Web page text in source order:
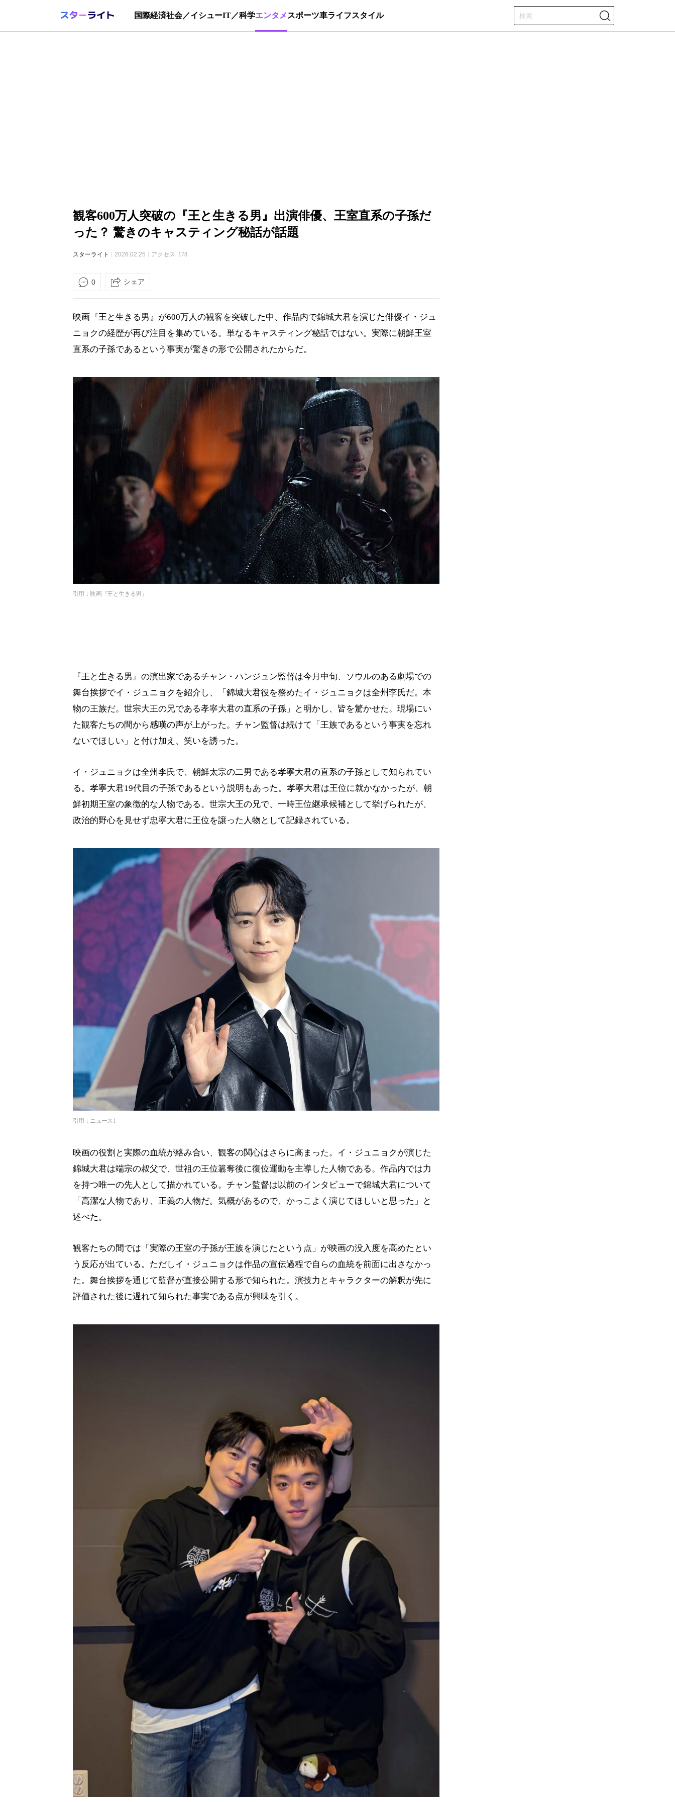
国際経済社会／イシューIT／科学エンタメ スポーツ車ライフスタイル
観客600万人突破の『王と生きる男』出演俳優、王室直系の子孫だ
った？ 驚きのキャスティング秘話が話題
スターライト 2026.02.25 アクセス 178
0 シェア
映画『王と生きる男』が600万人の観客を突破した中、作品内で錦城大君を演じた俳優イ・ジュ
ニョクの経歴が再び注目を集めている。単なるキャスティング秘話ではない。実際に朝鮮王室
直系の子孫であるという事実が驚きの形で公開されたからだ。
引用：映画『王と生きる男』
『王と生きる男』の演出家であるチャン・ハンジュン監督は今月中旬、ソウルのある劇場での
舞台挨拶でイ・ジュニョクを紹介し、「錦城大君役を務めたイ・ジュニョクは全州李氏だ。本
物の王族だ。世宗大王の兄である孝寧大君の直系の子孫」と明かし、皆を驚かせた。現場にい
た観客たちの間から感嘆の声が上がった。チャン監督は続けて「王族であるという事実を忘れ
ないでほしい」と付け加え、笑いを誘った。
イ・ジュニョクは全州李氏で、朝鮮太宗の二男である孝寧大君の直系の子孫として知られてい
る。孝寧大君19代目の子孫であるという説明もあった。孝寧大君は王位に就かなかったが、朝
鮮初期王室の象徴的な人物である。世宗大王の兄で、一時王位継承候補として挙げられたが、
政治的野心を見せず忠寧大君に王位を譲った人物として記録されている。
引用：ニュース1
映画の役割と実際の血統が絡み合い、観客の関心はさらに高まった。イ・ジュニョクが演じた
錦城大君は端宗の叔父で、世祖の王位簒奪後に復位運動を主導した人物である。作品内では力
を持つ唯一の先人として描かれている。チャン監督は以前のインタビューで錦城大君について
「高潔な人物であり、正義の人物だ。気概があるので、かっこよく演じてほしいと思った」と
述べた。
観客たちの間では「実際の王室の子孫が王族を演じたという点」が映画の没入度を高めたとい
う反応が出ている。ただしイ・ジュニョクは作品の宣伝過程で自らの血統を前面に出さなかっ
た。舞台挨拶を通じて監督が直接公開する形で知られた。演技力とキャラクターの解釈が先に
評価された後に遅れて知られた事実である点が興味を引く。